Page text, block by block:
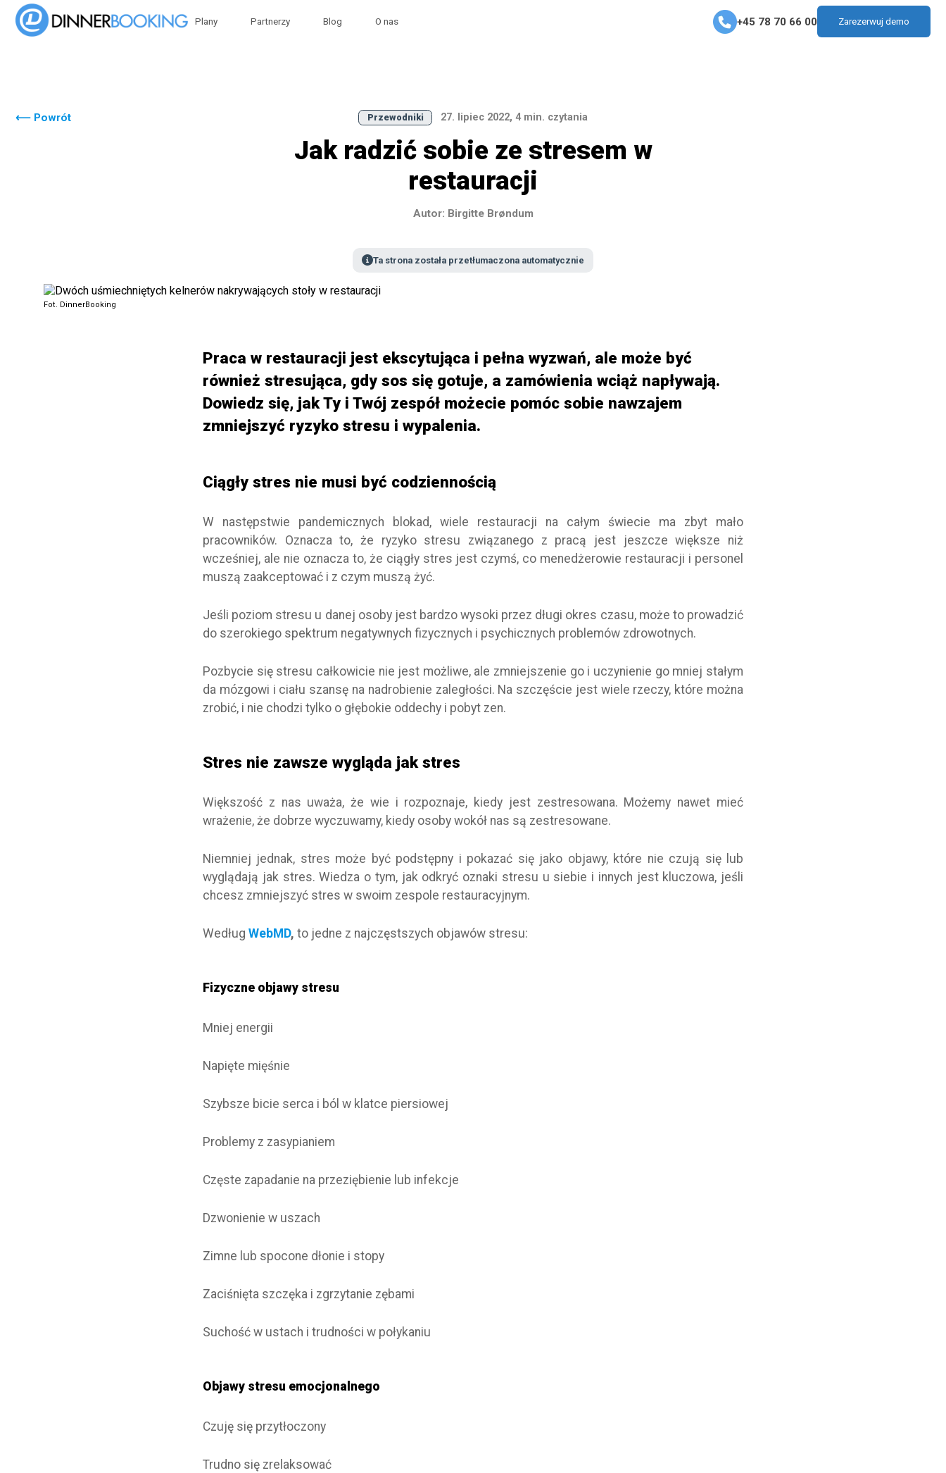
Plany Partnerzy Blog O nas +45 78 70 66 00 Zarezerwuj demo
⟵ Powrót Przewodniki 27. lipiec 2022, 4 min. czytania
Jak radzić sobie ze stresem w
restauracji
Autor: Birgitte Brøndum
Ta strona została przetłumaczona automatycznie
Fot. DinnerBooking
Praca w restauracji jest ekscytująca i pełna wyzwań, ale może być
również stresująca, gdy sos się gotuje, a zamówienia wciąż napływają.
Dowiedz się, jak Ty i Twój zespół możecie pomóc sobie nawzajem
zmniejszyć ryzyko stresu i wypalenia.
Ciągły stres nie musi być codziennością
W następstwie pandemicznych blokad, wiele restauracji na całym świecie ma zbyt mało
pracowników. Oznacza to, że ryzyko stresu związanego z pracą jest jeszcze większe niż
wcześniej, ale nie oznacza to, że ciągły stres jest czymś, co menedżerowie restauracji i personel
muszą zaakceptować i z czym muszą żyć.
Jeśli poziom stresu u danej osoby jest bardzo wysoki przez długi okres czasu, może to prowadzić
do szerokiego spektrum negatywnych fizycznych i psychicznych problemów zdrowotnych.
Pozbycie się stresu całkowicie nie jest możliwe, ale zmniejszenie go i uczynienie go mniej stałym
da mózgowi i ciału szansę na nadrobienie zaległości. Na szczęście jest wiele rzeczy, które można
zrobić, i nie chodzi tylko o głębokie oddechy i pobyt zen.
Stres nie zawsze wygląda jak stres
Większość z nas uważa, że wie i rozpoznaje, kiedy jest zestresowana. Możemy nawet mieć
wrażenie, że dobrze wyczuwamy, kiedy osoby wokół nas są zestresowane.
Niemniej jednak, stres może być podstępny i pokazać się jako objawy, które nie czują się lub
wyglądają jak stres. Wiedza o tym, jak odkryć oznaki stresu u siebie i innych jest kluczowa, jeśli
chcesz zmniejszyć stres w swoim zespole restauracyjnym.
Według WebMD, to jedne z najczęstszych objawów stresu:
Fizyczne objawy stresu
Mniej energii
Napięte mięśnie
Szybsze bicie serca i ból w klatce piersiowej
Problemy z zasypianiem
Częste zapadanie na przeziębienie lub infekcje
Dzwonienie w uszach
Zimne lub spocone dłonie i stopy
Zaciśnięta szczęka i zgrzytanie zębami
Suchość w ustach i trudności w połykaniu
Objawy stresu emocjonalnego
Czuję się przytłoczony
Trudno się zrelaksować